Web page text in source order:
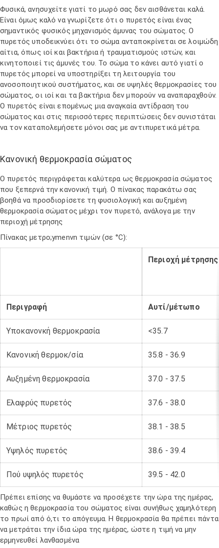
Φυσικά, ανησυχείτε γιατί το μωρό σας δεν αισθάνεται καλά.
Είναι όμως καλό να γνωρίζετε ότι ο πυρετός είναι ένας
σημαντικός φυσικός μηχανισμός άμυνας του σώματος. Ο
πυρετός υποδεικνύει ότι το σώμα ανταποκρίνεται σε λοιμώδη
αίτια, όπως ιοί και βακτήρια ή τραυματισμούς ιστών, και
κινητοποιεί τις άμυνές του. Το σώμα το κάνει αυτό γιατί ο
πυρετός μπορεί να υποστηρίξει τη λειτουργία του
ανοσοποιητικού συστήματος, και σε υψηλές θερμοκρασίες του
σώματος, οι ιοί και τα βακτήρια δεν μπορούν να αναπαραχθούν.
Ο πυρετός είναι επομένως μια αναγκαία αντίδραση του
σώματος και στις περισσότερες περιπτώσεις δεν συνιστάται
να τον καταπολεμήσετε μόνοι σας με αντιπυρετικά μέτρα.
Κανονική θερμοκρασία σώματος
Ο πυρετός περιγράφεται καλύτερα ως θερμοκρασία σώματος
που ξεπερνά την κανονική τιμή. Ο πίνακας παρακάτω σας
βοηθά να προσδιορίσετε τη φυσιολογική και αυξημένη
θερμοκρασία σώματος μέχρι τον πυρετό, ανάλογα με την
περιοχή μέτρησης
Πίνακας μετρo;ymenvn τιμών (σε °C):
Περιοχή μέτρησης
Περιγραφή Αυτί/μέτωπο
Υποκανονκή θερμοκρασία <35.7
Κανονική θερμοκ/σία 35.8 - 36.9
Αυξημένη θερμοκρασία 37.0 - 37.5
Ελαφρύς πυρετός 37.6 - 38.0
Μέτριος πυρετός 38.1 - 38.5
Υψηλός πυρετός 38.6 - 39.4
Πού υψηλός πυρετός 39.5 - 42.0
Πρέπει επίσης να θυμάστε να προσέχετε την ώρα της ημέρας,
καθώς η θερμοκρασία του σώματος είναι συνήθως χαμηλότερη
το πρωί από ό,τι το απόγευμα. Η θερμοκρασία θα πρέπει πάντα
να μετράται την ίδια ώρα της ημέρας, ώστε η τιμή να μην
ερμηνευθεί λανθασμένα